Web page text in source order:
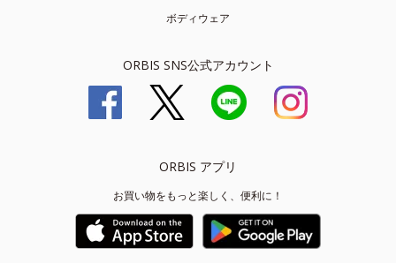
ボディウェア
ORBIS SNS公式アカウント
ORBIS アプリ
お買い物をもっと楽しく、便利に！